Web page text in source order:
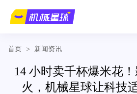
首页 > 新闻资讯
14 小时卖千杯爆米花
火，机械星球让科技